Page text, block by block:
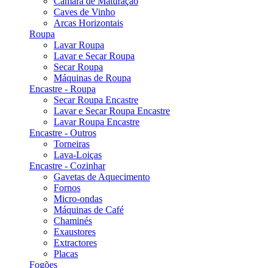
Caves de Vinho
Arcas Horizontais
Roupa
Lavar Roupa
Lavar e Secar Roupa
Secar Roupa
Máquinas de Roupa
Encastre - Roupa
Secar Roupa Encastre
Lavar e Secar Roupa Encastre
Lavar Roupa Encastre
Encastre - Outros
Torneiras
Lava-Loiças
Encastre - Cozinhar
Gavetas de Aquecimento
Fornos
Micro-ondas
Máquinas de Café
Chaminés
Exaustores
Extractores
Placas
Fogões